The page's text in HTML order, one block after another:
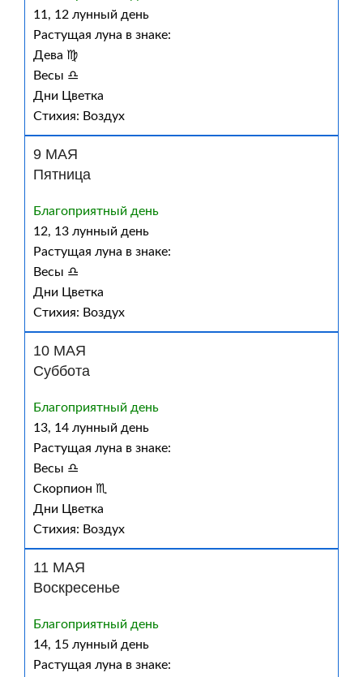
11, 12 лунный день
Растущая луна в знаке:
Дева ♍
Весы ♎
Дни Цветка
Стихия: Воздух
9 МАЯ
Пятница
Благоприятный день
12, 13 лунный день
Растущая луна в знаке:
Весы ♎
Дни Цветка
Стихия: Воздух
10 МАЯ
Суббота
Благоприятный день
13, 14 лунный день
Растущая луна в знаке:
Весы ♎
Скорпион ♏
Дни Цветка
Стихия: Воздух
11 МАЯ
Воскресенье
Благоприятный день
14, 15 лунный день
Растущая луна в знаке: